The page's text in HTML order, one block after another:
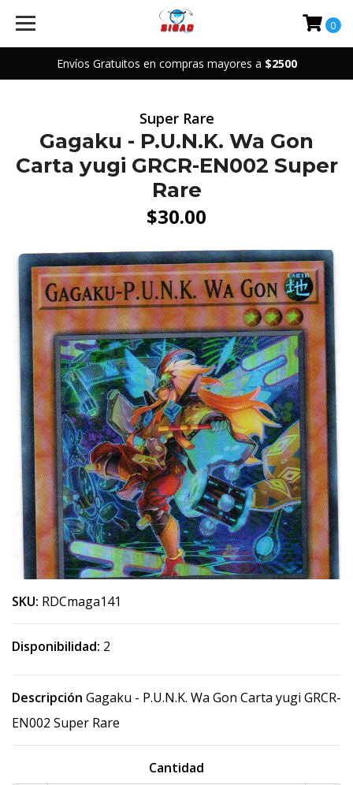
Envíos Gratuitos en compras mayores a $2500
0
Super Rare
Gagaku - P.U.N.K. Wa Gon
Carta yugi GRCR-EN002 Super
Rare
$30.00
SKU: RDCmaga141
Disponibilidad: 2
Descripción Gagaku - P.U.N.K. Wa Gon Carta yugi GRCR-
EN002 Super Rare
Cantidad